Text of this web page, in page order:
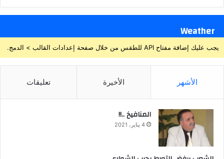
Weather
يجب عليك إضافة مفتاح API للطقس من خلال صفحة إعدادات القالب > الدمج.
الأشهر الأخيرة تعليقات
المنافيخ ..!!
4 يناير، 2021